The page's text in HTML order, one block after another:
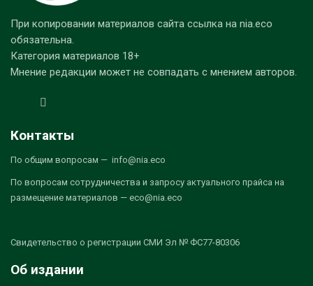
При копировании материалов сайта ссылка на nia.eco
обязательна.
Категория материалов 18+
Мнение редакции может не совпадать с мнением авторов.
Контакты
По общим вопросам — info@nia.eco
По вопросам сотрудничества и запросу актуального прайса на
размещение материалов — eco@nia.eco
Свидетельство о регистрации СМИ Эл № ФС77-80306
Об издании